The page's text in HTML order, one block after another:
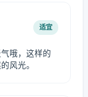
适宜
哦，这样的
风光。